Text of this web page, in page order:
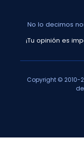
No lo decimos
¡Tu opinión es
Copyright © 2010-